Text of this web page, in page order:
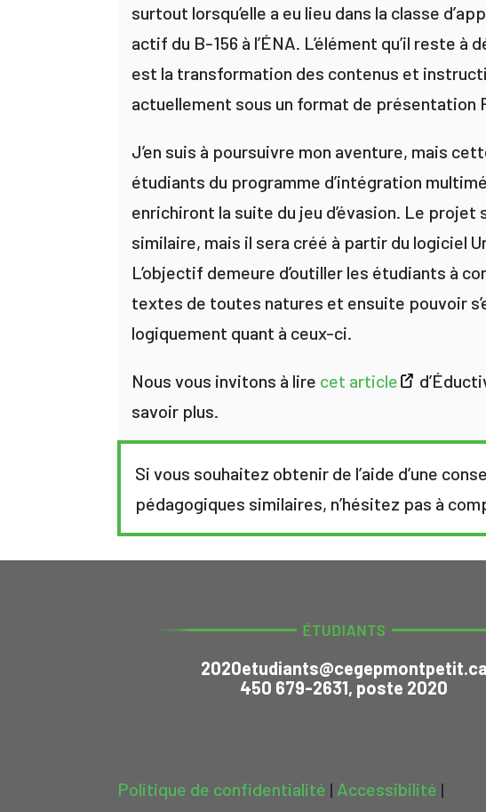
surtout lorsqu’elle a eu lieu dans la classe
actif du B-156 à l’ÉNA. L’élément qu’il reste à
est la transformation des contenus et
actuellement sous un format de présentation
J’en suis à poursuivre mon aventure, mais
étudiants du programme d’intégration
enrichiront la suite du jeu d’évasion. Le projet
similaire, mais il sera créé à partir du logiciel
L’objectif demeure d’outiller les étudiants à
textes de toutes natures et ensuite pouvoir
logiquement quant à ceux-ci.
Nous vous invitons à lire cet article
savoir plus.
Si vous souhaitez obtenir de l’aide d’une
pédagogiques similaires, n’hésitez pas à
2020etudiants@cegepmontpetit.ca
450 679-2631, poste 2020
Politique de confidentialité | Accessibilité |